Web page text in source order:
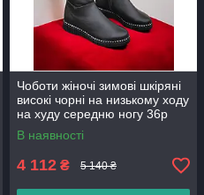
Чоботи жіночі зимові шкіряні
високі чорні на низькому ходу
на худу середню ногу 36р
В наявності
4 112 ₴ 5 140 ₴